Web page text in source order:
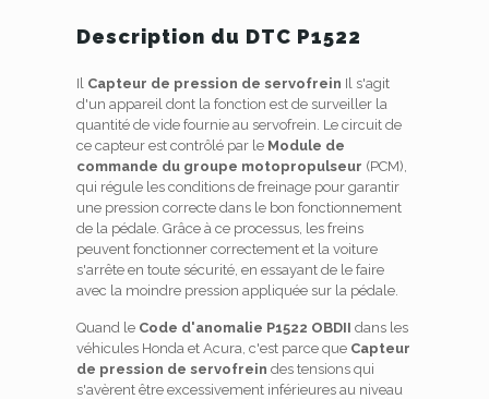
Description du DTC P1522
Il Capteur de pression de servofrein Il s'agit
d'un appareil dont la fonction est de surveiller la
quantité de vide fournie au servofrein. Le circuit de
ce capteur est contrôlé par le Module de
commande du groupe motopropulseur (PCM),
qui régule les conditions de freinage pour garantir
une pression correcte dans le bon fonctionnement
de la pédale. Grâce à ce processus, les freins
peuvent fonctionner correctement et la voiture
s'arrête en toute sécurité, en essayant de le faire
avec la moindre pression appliquée sur la pédale.
Quand le Code d'anomalie P1522 OBDII dans les
véhicules Honda et Acura, c'est parce que Capteur
de pression de servofrein des tensions qui
s'avèrent être excessivement inférieures au niveau